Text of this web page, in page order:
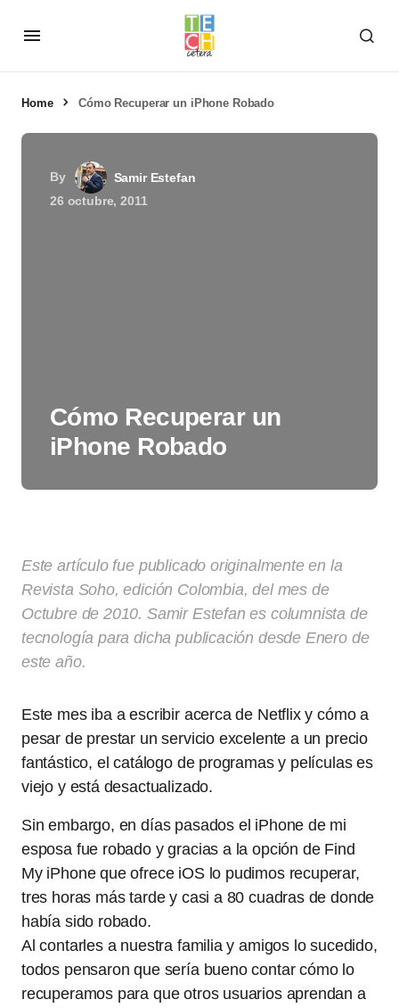
Home Cómo Recuperar un iPhone Robado
By
Samir Estefan
26 octubre, 2011
Cómo Recuperar un
iPhone Robado
Este artículo fue publicado originalmente en la
Revista Soho, edición Colombia, del mes de
Octubre de 2010. Samir Estefan es columnista de
tecnología para dicha publicación desde Enero de
este año.
Este mes iba a escribir acerca de Netflix y cómo a
pesar de prestar un servicio excelente a un precio
fantástico, el catálogo de programas y películas es
viejo y está desactualizado.
Sin embargo, en días pasados el iPhone de mi
esposa fue robado y gracias a la opción de Find
My iPhone que ofrece iOS lo pudimos recuperar,
tres horas más tarde y casi a 80 cuadras de donde
había sido robado.
Al contarles a nuestra familia y amigos lo sucedido,
todos pensaron que sería bueno contar cómo lo
recuperamos para que otros usuarios aprendan a